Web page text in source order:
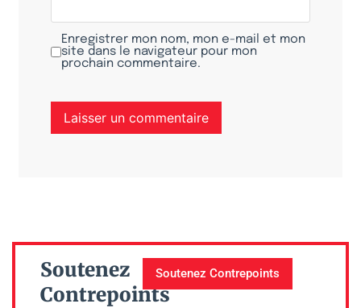
Enregistrer mon nom, mon e-mail et mon
site dans le navigateur pour mon
prochain commentaire.
Soutenez
Contrepoints
Soutenez Contrepoints